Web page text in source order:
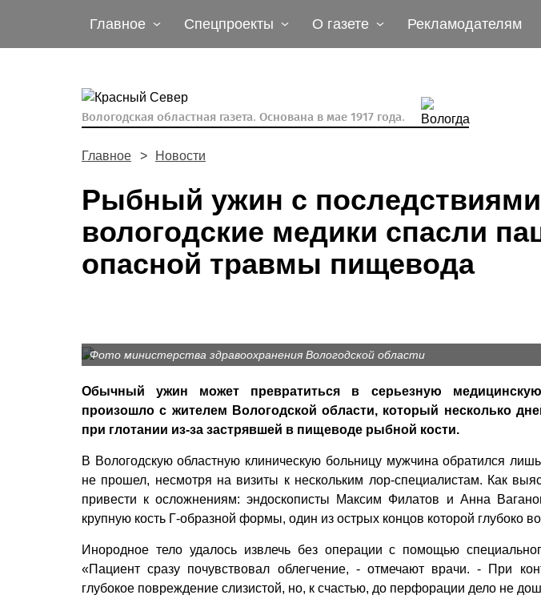
Главное Спецпроекты О газете Рекламодателям
Вологодская областная газета. Основана в мае 1917 года.
Главное Новости
Рыбный ужин с
вологодские медики спасли
опасной травмы пищевода
Фото министерства здравоохранения Вологодской области
Обычный ужин может превратиться в серьезную
произошло с жителем Вологодской области, который несколько
при глотании из-за застрявшей в пищеводе рыбной кости.
В Вологодскую областную клиническую больницу мужчина обратился
не прошел, несмотря на визиты к нескольким лор-специалистам. Как
привести к осложнениям: эндоскописты Максим Филатов и Анна
крупную кость Г-образной формы, один из острых концов которой глубоко
Инородное тело удалось извлечь без операции с помощью
«Пациент сразу почувствовал облегчение, - отмечают врачи. - При
глубокое повреждение слизистой, но, к счастью, до перфорации дело не